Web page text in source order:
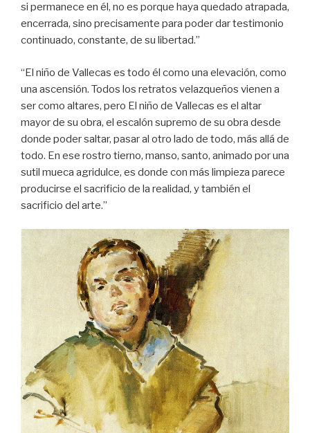
si permanece en él, no es porque haya quedado atrapada,
encerrada, sino precisamente para poder dar testimonio
continuado, constante, de su libertad.”
“El niño de Vallecas es todo él como una elevación, como
una ascensión. Todos los retratos velazqueños vienen a
ser como altares, pero El niño de Vallecas es el altar
mayor de su obra, el escalón supremo de su obra desde
donde poder saltar, pasar al otro lado de todo, más allá de
todo. En ese rostro tierno, manso, santo, animado por una
sutil mueca agridulce, es donde con más limpieza parece
producirse el sacrificio de la realidad, y también el
sacrificio del arte.”